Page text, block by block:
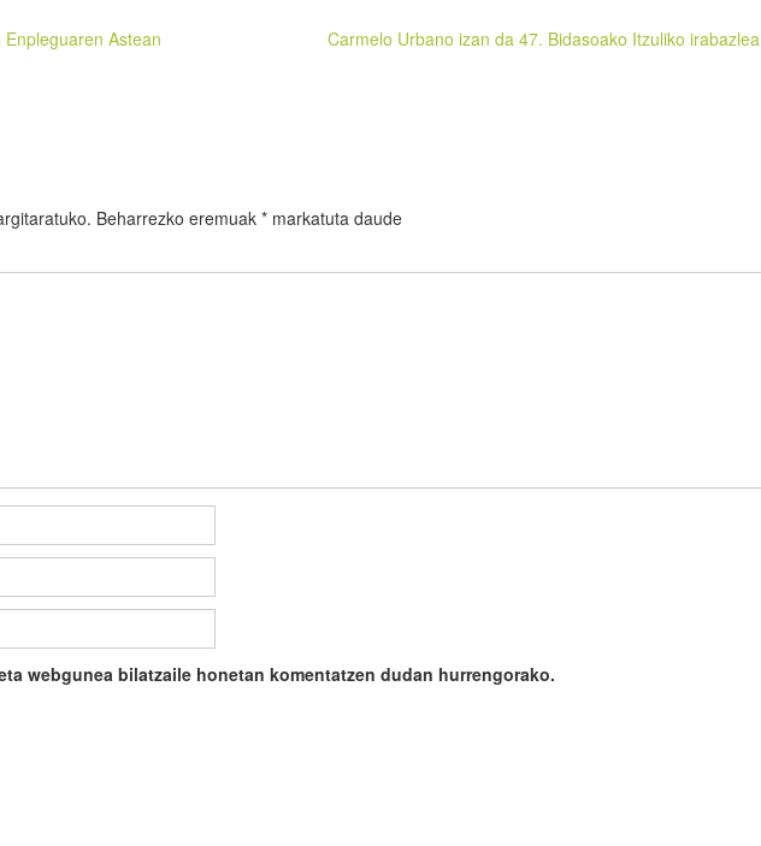
Astean Carmelo Urbano izan da 47. Bidasoako Itzuliko irabazlea
Beharrezko eremuak * markatuta daude
webgunea bilatzaile honetan komentatzen dudan hurrengorako.